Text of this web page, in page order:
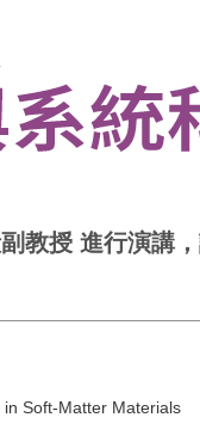
副教授 進行演
Soft-Matter Materials